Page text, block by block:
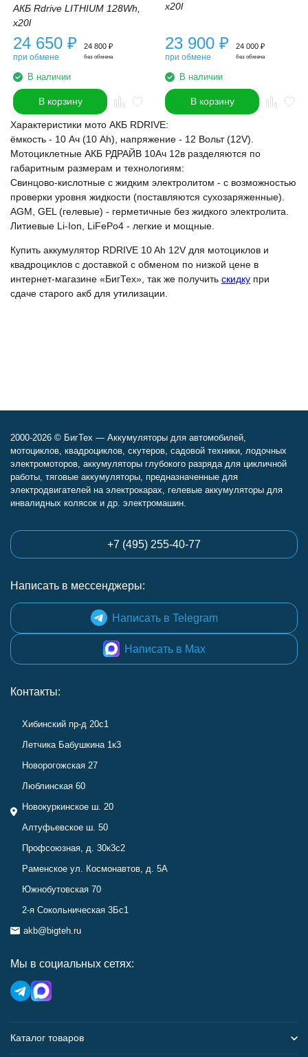
АКБ Rdrive LITHIUM 128Wh,
x20l
24 650 ₽
при обмене
24 800 ₽
без обмена
В наличии
В корзину
x20l
23 900 ₽
при обмене
24 000 ₽
без обмена
В наличии
В корзину
Характеристики мото АКБ RDRIVE:
ёмкость - 10 Ач (10 Ah), напряжение - 12 Вольт (12V).
Мотоциклетные АКБ РДРАЙВ 10Ач 12в разделяются по
габаритным размерам и технологиям:
Свинцово-кислотные с жидким электролитом - с возможностью
проверки уровня жидкости (поставляются сухозаряженные).
AGM, GEL (гелевые) - герметичные без жидкого электролита.
Литиевые Li-Ion, LiFePo4 - легкие и мощные.
Купить аккумулятор RDRIVE 10 Ah 12V для мотоциклов и
квадроциклов с доставкой с обменом по низкой цене в
интернет-магазине «БигТех», так же получить скидку при
сдаче старого акб для утилизации.
2000-2026 © БигТех — Аккумуляторы для автомобилей,
мотоциклов, квадроциклов, скутеров, садовой техники, лодочных
электромоторов, аккумуляторы глубокого разряда для цикличной
работы, тяговые аккумуляторы, предназначенные для
электродвигателей на электрокарах, гелевые аккумуляторы для
инвалидных колясок и др. электромашин.
+7 (495) 255-40-77
Написать в мессенджеры:
Написать в Telegram
Написать в Max
Контакты:
Хибинский пр-д 20с1
Летчика Бабушкина 1к3
Новорогожская 27
Люблинская 60
Новокуркинское ш. 20
Алтуфьевское ш. 50
Профсоюзная, д. 30к3с2
Раменское ул. Космонавтов, д. 5А
Южнобутовская 70
2-я Сокольническая 3Бс1
akb@bigteh.ru
Мы в социальных сетях:
Каталог товаров